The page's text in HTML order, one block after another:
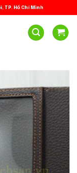
TP. Hồ Chí Minh